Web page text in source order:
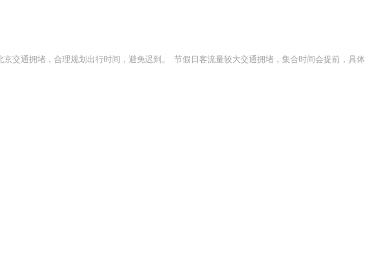
交通拥堵，合理规划出行时间，避免迟到。  节假日客流量较大交通拥堵，集合时间会提前，具体